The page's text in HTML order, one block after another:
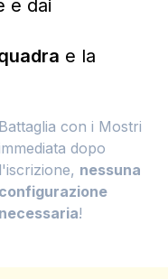
e dai
e la
Battaglia con i Mostri
dopo
l'iscrizione, nessuna
configurazione
necessaria!